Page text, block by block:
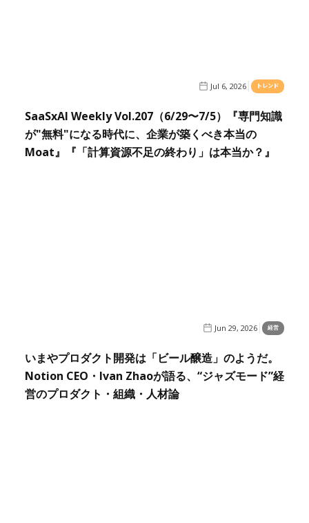
Jul 6, 2026 トレンド
SaaSxAI Weekly Vol.207（6/29〜7/5）『専門知識
が"無料"になる時代に、企業が築くべき本当の
Moat』『「計算資源不足の終わり」は本当か？』
Jun 29, 2026 経営
いまやプロダクト開発は「ビール醸造」のようだ。
Notion CEO・Ivan Zhaoが語る、“ジャズモード”経
営のプロダクト・組織・人材論